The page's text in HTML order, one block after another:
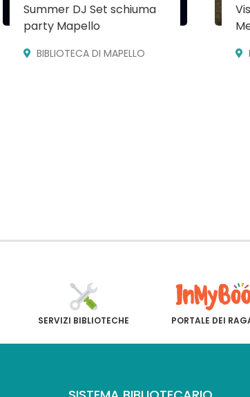
Summer DJ Set schiuma
party Mapello
BIBLIOTECA DI MAPELLO
SERVIZI BIBLIOTECHE PORTALE DEI